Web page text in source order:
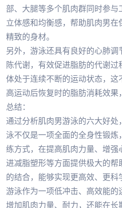
部、大腿等多个肌肉群同时参
立体感和均衡感，帮助肌肉男
精致的身材。
另外，游泳还具有良好的心肺
陈代谢，有效促进脂肪的代谢
体处于连续不断的运动状态，
高运动后恢复时的脂肪消耗效果
总结：
通过分析肌肉男游泳的六大好
泳不仅是一项全面的全身性锻炼
练方式，在提高肌肉力量、增
进减脂塑形等方面提供极大的
的结合，能够实现更高效、更科
游泳作为一项低冲击、高效能的
增加肌肉力量、耐力，还能在